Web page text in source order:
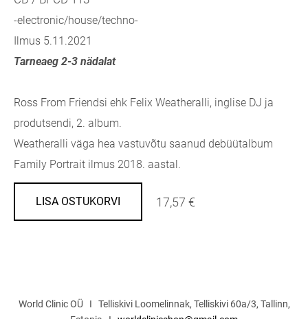
-electronic/house/techno-
Ilmus 5.11.2021
Tarneaeg 2-3 nädalat
Ross From Friendsi ehk Felix Weatheralli, inglise DJ ja
produtsendi, 2. album.
Weatheralli väga hea vastuvõtu saanud debüütalbum
Family Portrait ilmus 2018. aastal.
LISA OSTUKORVI 17,57 €
World Clinic OÜ I Telliskivi Loomelinnak, Telliskivi 60a/3, Tallinn,